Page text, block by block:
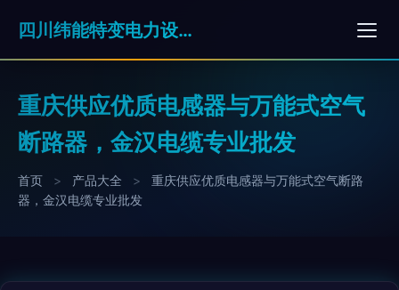
四川纬能特变电力设备有限公司
重庆供应优质电感器与万能式空气
断路器，金汉电缆专业批发
首页 > 产品大全 >
重庆供应优质电感器与万能式空气断路
器，金汉电缆专业批发